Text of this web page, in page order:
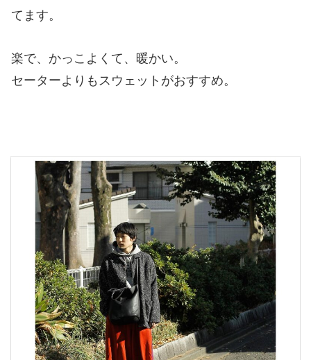
てます。
楽で、かっこよくて、暖かい。
セーターよりもスウェットがおすすめ。